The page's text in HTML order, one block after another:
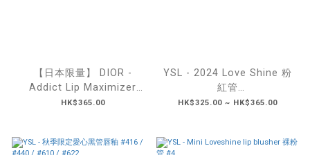
【日本限量】 DIOR -
Addict Lip Maximizer
Plumping Gloss 冰藍唇蜜
HK$365.00
YSL - 2024 Love Shine 粉
紅管
(#122/#150/#201/#202/
HK$325.00 ~ HK$365.00